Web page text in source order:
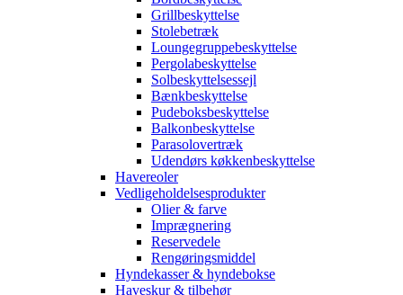
Grillbeskyttelse
Stolebetræk
Loungegruppebeskyttelse
Pergolabeskyttelse
Solbeskyttelsessejl
Bænkbeskyttelse
Pudeboksbeskyttelse
Balkonbeskyttelse
Parasolovertræk
Udendørs køkkenbeskyttelse
Havereoler
Vedligeholdelsesprodukter
Olier & farve
Imprægnering
Reservedele
Rengøringsmiddel
Hyndekasser & hyndebokse
Haveskur & tilbehør